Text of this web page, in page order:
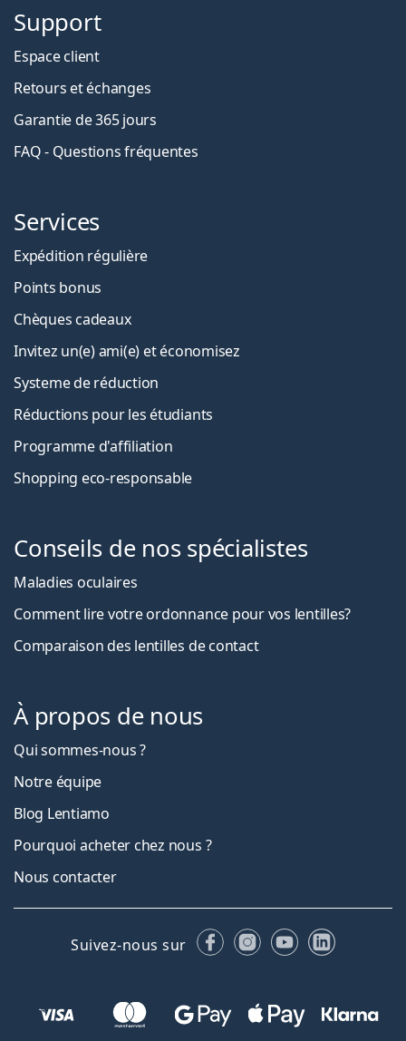
Support
Espace client
Retours et échanges
Garantie de 365 jours
FAQ - Questions fréquentes
Services
Expédition régulière
Points bonus
Chèques cadeaux
Invitez un(e) ami(e) et économisez
Systeme de réduction
Réductions pour les étudiants
Programme d'affiliation
Shopping eco-responsable
Conseils de nos spécialistes
Maladies oculaires
Comment lire votre ordonnance pour vos lentilles?
Comparaison des lentilles de contact
À propos de nous
Qui sommes-nous ?
Notre équipe
Blog Lentiamo
Pourquoi acheter chez nous ?
Nous contacter
Suivez-nous sur FacebookInstagram
YouTubeLinkedIn